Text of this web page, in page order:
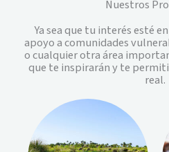
Nuestros
Ya sea que tu interés esté
apoyo a comunidades
o cualquier otra área
que te inspirarán y te
real.